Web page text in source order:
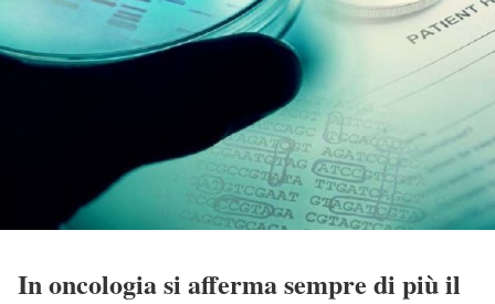
In oncologia si afferma sempre di più il